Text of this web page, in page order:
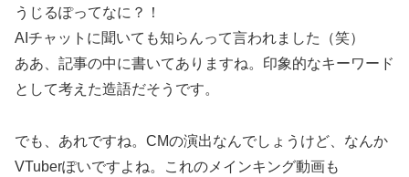
うじるぽってなに？！
AIチャットに聞いても知らんって言われました（笑）
ああ、記事の中に書いてありますね。印象的なキーワード
として考えた造語だそうです。
でも、あれですね。CMの演出なんでしょうけど、なんか
VTuberぽいですよね。これのメインキング動画も